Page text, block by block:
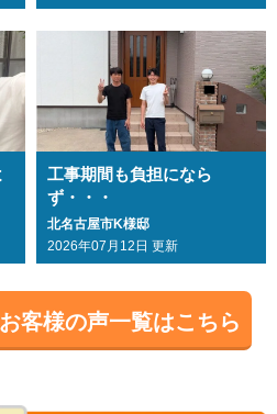
工事期間も負担になら
ず・・・
北名古屋市K様邸
2026年07月12日 更新
客様の声一覧はこちら